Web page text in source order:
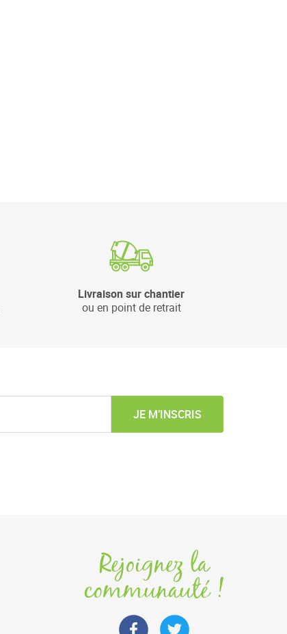
Livraison sur chantier
ou en point de retrait
JE M’INSCRIS
Rejoignez la
communauté !